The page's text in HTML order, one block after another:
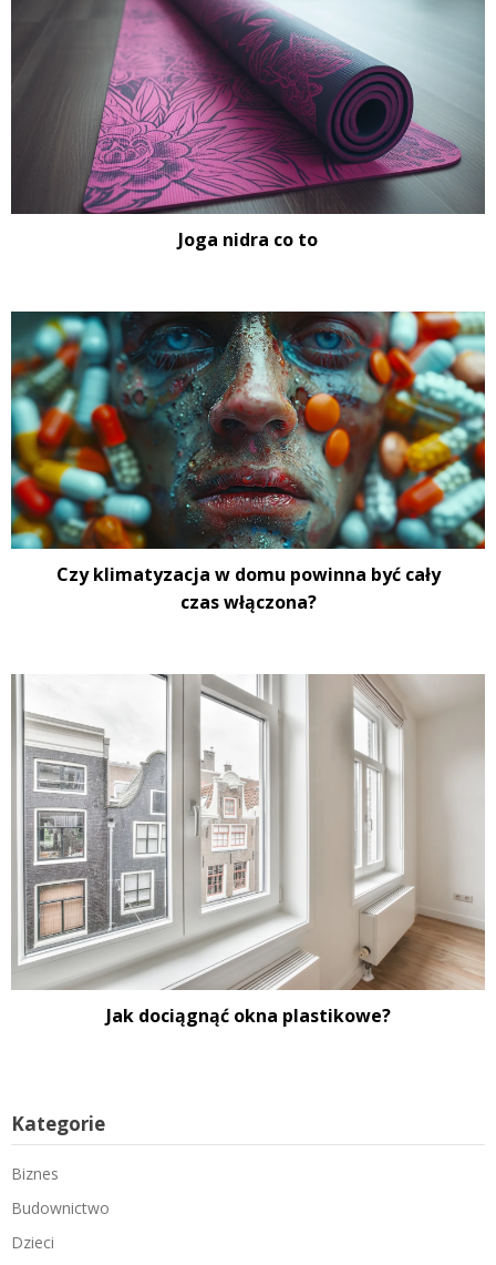
Joga nidra co to
Czy klimatyzacja w domu powinna być cały
czas włączona?
Jak dociągnąć okna plastikowe?
Kategorie
Biznes
Budownictwo
Dzieci